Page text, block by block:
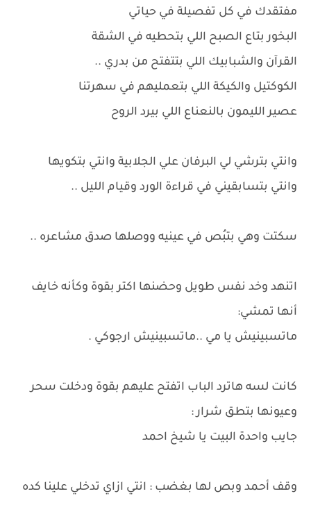
مفتقدك في كل تفصيلة في حياتي
البخور بتاع الصبح اللي بتحطيه في الشقة
القرآن والشبابيك اللي بتتفتح من بدري ..
الكوكتيل والكيكة اللي بتعمليهم في سهرتنا
عصير الليمون بالنعناع اللي بيرد الروح
وانتي بترشي لي البرفان علي الجلابية وانتي بتكويها
وانتي بتسابقيني في قراءة الورد وقيام الليل ..
سكتت وهي بتبُص في عينيه ووصلها صدق مشاعره ..
اتنهد وخد نفس طويل وحضنها اكتر بقوة وكأنه خايف
أنها تمشي:
ماتسبينيش يا مي ..ماتسبينيش ارجوكي .
كانت لسه هاترد الباب اتفتح عليهم بقوة ودخلت سحر
وعيونها بتطق شرار :
جايب واحدة البيت يا شيخ احمد
وقف أحمد وبص لها بغضب : انتي ازاي تدخلي علينا كده